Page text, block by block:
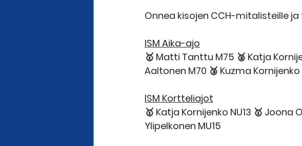
Onnea kisojen CCH-mitalisteille
ISM Aika-ajo
🥇 Matti Tanttu M75 🥈 Katja
Aaltonen M70 🥉 Kuzma Kornijenko
ISM Kortteliajot
🥇 Katja Kornijenko NU13 🥇 Joona
Ylipelkonen MU15